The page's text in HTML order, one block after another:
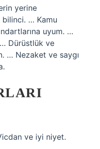
yerine
… Kamu
uyum. …
Dürüstlük ve
… Nezaket ve saygı
ve iyi niyet.